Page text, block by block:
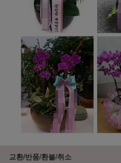
교환/반품/환불/취소